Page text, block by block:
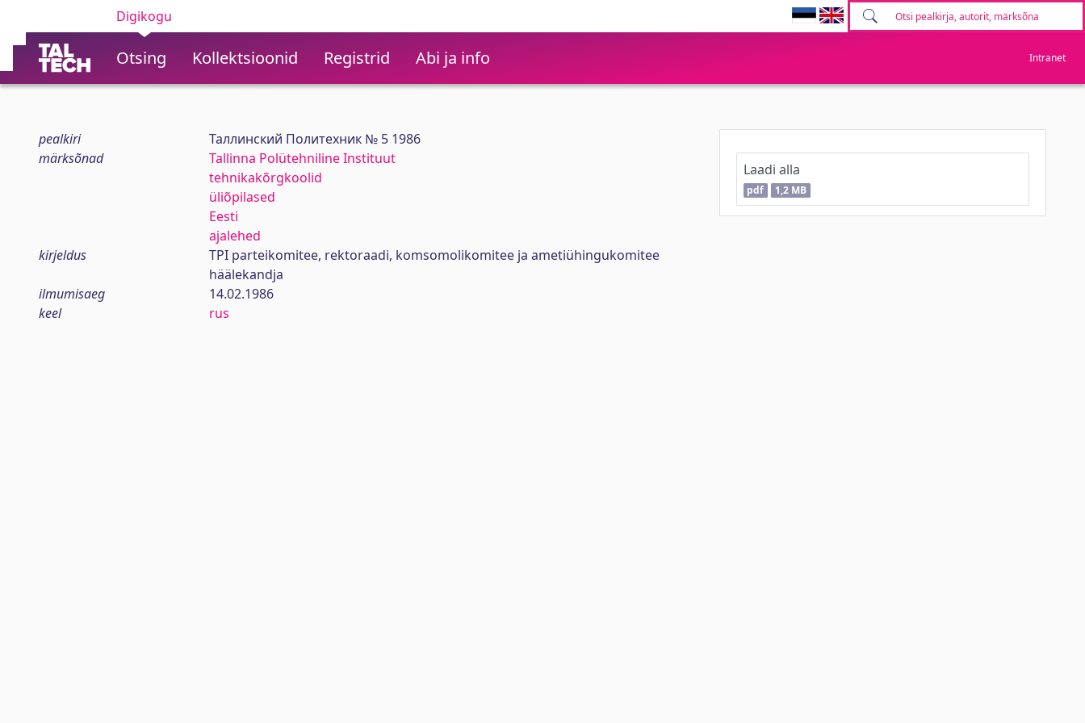
Digikogu
Otsing Kollektsioonid Registrid Abi ja info Intranet
pealkiri
Таллинский Политехник № 5 1986
märksõnad
Tallinna Polütehniline Instituut
tehnikakõrgkoolid
üliõpilased
Eesti
ajalehed
kirjeldus
TPI parteikomitee, rektoraadi, komsomolikomitee ja ametiühingukomitee
häälekandja
ilmumisaeg
14.02.1986
keel
rus
Laadi alla
pdf 1,2 MB